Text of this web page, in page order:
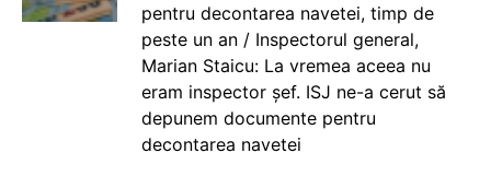
pentru decontarea navetei, timp de
peste un an / Inspectorul general,
Marian Staicu: La vremea aceea nu
eram inspector șef. ISJ ne-a cerut să
depunem documente pentru
decontarea navetei